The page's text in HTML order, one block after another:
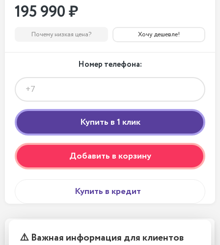
195 990 ₽
Почему низкая цена? Хочу дешевле!
Номер телефона:
Добавить в корзину
Купить в кредит
Телефоны новые или восстановленные?
⚠️ Важная информация для клиентов